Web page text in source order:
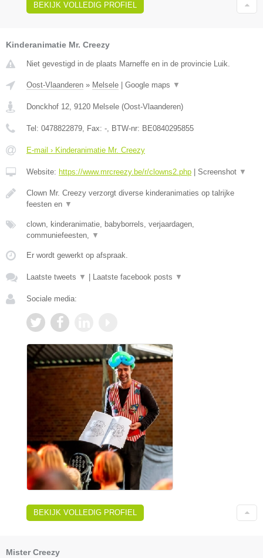
BEKIJK VOLLEDIG PROFIEL
Kinderanimatie Mr. Creezy
Niet gevestigd in de plaats Marneffe en in de provincie Luik.
Oost-Vlaanderen » Melsele Google maps ▼
Donckhof 12, 9120 Melsele (Oost-Vlaanderen)
Tel: 0478822879, Fax: -, BTW-nr: BE0840295855
E-mail › Kinderanimatie Mr. Creezy
Website: https://www.mrcreezy.be/r/clowns2.php Screenshot ▼
Clown Mr. Creezy verzorgt diverse kinderanimaties op talrijke
feesten en ▼
clown, kinderanimatie, babyborrels, verjaardagen,
communiefeesten, ▼
Er wordt gewerkt op afspraak.
Laatste tweets ▼ Laatste facebook posts ▼
Sociale media:
BEKIJK VOLLEDIG PROFIEL
Mister Creezy